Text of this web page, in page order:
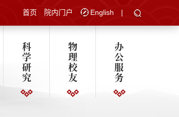
首页 院内门户 English |
科
学
研
究
物
理
校
友
办
公
服
务